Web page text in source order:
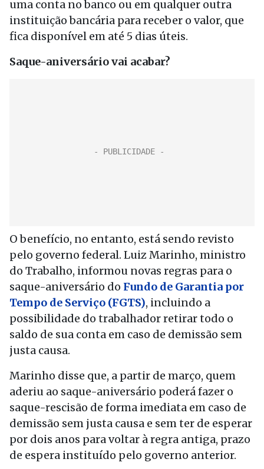
uma conta no banco ou em qualquer outra
instituição bancária para receber o valor, que
fica disponível em até 5 dias úteis.
Saque-aniversário vai acabar?
O benefício, no entanto, está sendo revisto
pelo governo federal. Luiz Marinho, ministro
do Trabalho, informou novas regras para o
saque-aniversário do Fundo de Garantia por
Tempo de Serviço (FGTS), incluindo a
possibilidade do trabalhador retirar todo o
saldo de sua conta em caso de demissão sem
justa causa.
Marinho disse que, a partir de março, quem
aderiu ao saque-aniversário poderá fazer o
saque-rescisão de forma imediata em caso de
demissão sem justa causa e sem ter de esperar
por dois anos para voltar à regra antiga, prazo
de espera instituído pelo governo anterior.